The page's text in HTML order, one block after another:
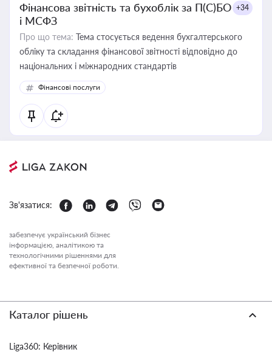
Фінансова звітність та бухоблік за П(С)БО
і МСФЗ
+34
Про що тема: Тема стосується ведення бухгалтерського
обліку та складання фінансової звітності відповідно до
національних і міжнародних стандартів
Фінансові послуги
Зв'язатися:
забезпечує український бізнес
інформацією, аналітикою та
технологічними рішеннями для
ефективної та безпечної роботи.
Каталог рішень
Liga360: Керівник